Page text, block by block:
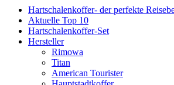
Hartschalenkoffer- der perfekte
Aktuelle Top 10
Hartschalenkoffer-Set
Hersteller
Rimowa
Titan
American Tourister